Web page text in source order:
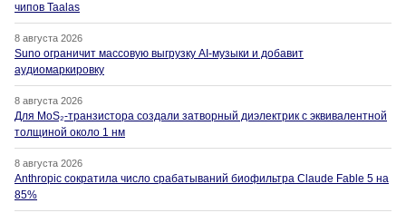
чипов Taalas
8 августа 2026
Suno ограничит массовую выгрузку AI-музыки и добавит
аудиомаркировку
8 августа 2026
Для MoS₂-транзистора создали затворный диэлектрик с эквивалентной
толщиной около 1 нм
8 августа 2026
Anthropic сократила число срабатываний биофильтра Claude Fable 5 на
85%